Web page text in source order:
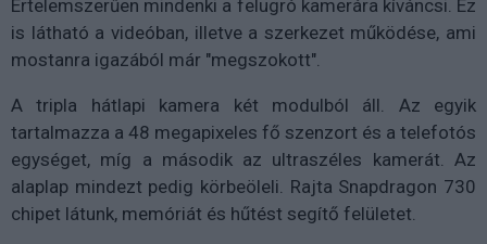
Értelemszerűen mindenki a felugró kamerára kíváncsi. Ez
is látható a videóban, illetve a szerkezet működése, ami
mostanra igazából már "megszokott".
A tripla hátlapi kamera két modulból áll. Az egyik
tartalmazza a 48 megapixeles fő szenzort és a telefotós
egységet, míg a második az ultraszéles kamerát. Az
alaplap mindezt pedig körbeöleli. Rajta Snapdragon 730
chipet látunk, memóriát és hűtést segítő felületet.